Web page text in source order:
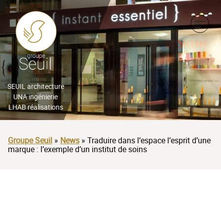
SEUIL architecture
UNA ingénierie
LHAB réalisations
INDUSTRIEL
CHEF D’ENTREPRISE
BAILLEUR SOCIAL &
ARCHITECTE, BUREAU
CHEF D’ENTREPRISE
BAILLEUR SOCIAL &
PROMOTEUR
ARCHITECTE, BUREAU
D’ÉTUDES, AMO
ORGANISME PUBLIC &
Groupe Seuil » News » Traduire dans l’espace l’esprit d’une
marque : l’exemple d’un institut de soins